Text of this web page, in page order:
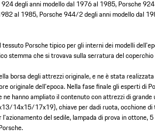
degli anni modello dal 1976 al 1985, Porsche
al 1985, Porsche 944/2 degli anni modello dal
Porsche tipico per gli interni dei modelli
stemma che si trovava sulla serratura del
borsa degli attrezzi originale, e ne è stata
originale dell'epoca. Nella fase finale gli esperti di
hanno ampliato il contenuto con attrezzi di
14x15/17x19), chiave per dadi ruota, occhione di
del sedile, lampada di prova in ottone,